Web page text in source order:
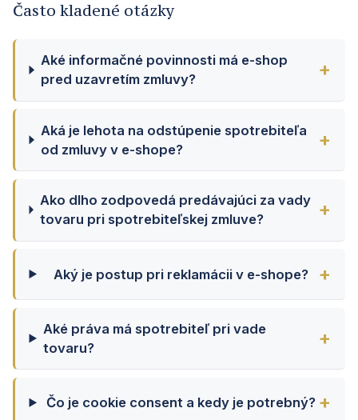
Často kladené otázky
Aké informačné povinnosti má e-shop
pred uzavretím zmluvy?
Aká je lehota na odstúpenie spotrebiteľa
od zmluvy v e-shope?
Ako dlho zodpovedá predávajúci za vady
tovaru pri spotrebiteľskej zmluve?
Aký je postup pri reklamácii v e-shope?
Aké práva má spotrebiteľ pri vade
tovaru?
Čo je cookie consent a kedy je potrebný?